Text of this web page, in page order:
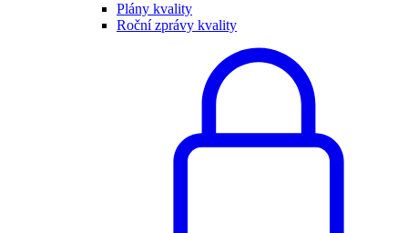
Plány kvality
Roční zprávy kvality